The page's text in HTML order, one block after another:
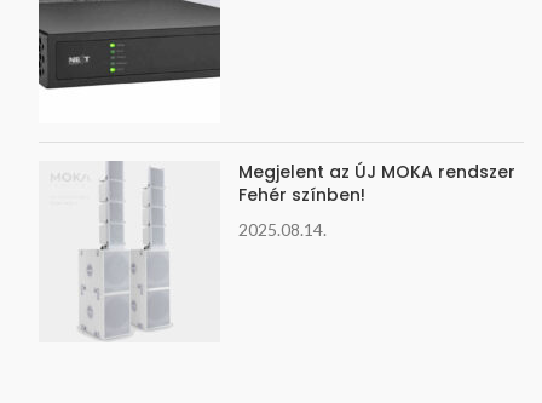
Megjelent az ÚJ MOKA rendszer
Fehér színben!
2025.08.14.